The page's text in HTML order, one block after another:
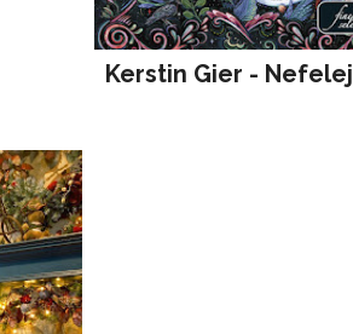
Kerstin Gier -